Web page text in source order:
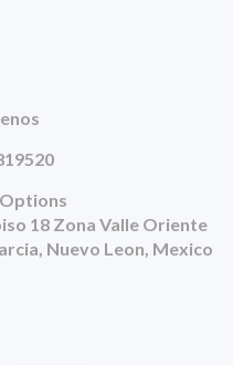
18 Zona Valle Oriente
Nuevo Leon, Mexico